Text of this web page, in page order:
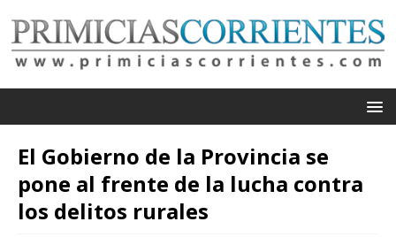
El Gobierno de la Provincia se
pone al frente de la lucha contra
los delitos rurales